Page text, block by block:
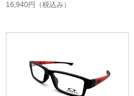
16,940円 （税込み）